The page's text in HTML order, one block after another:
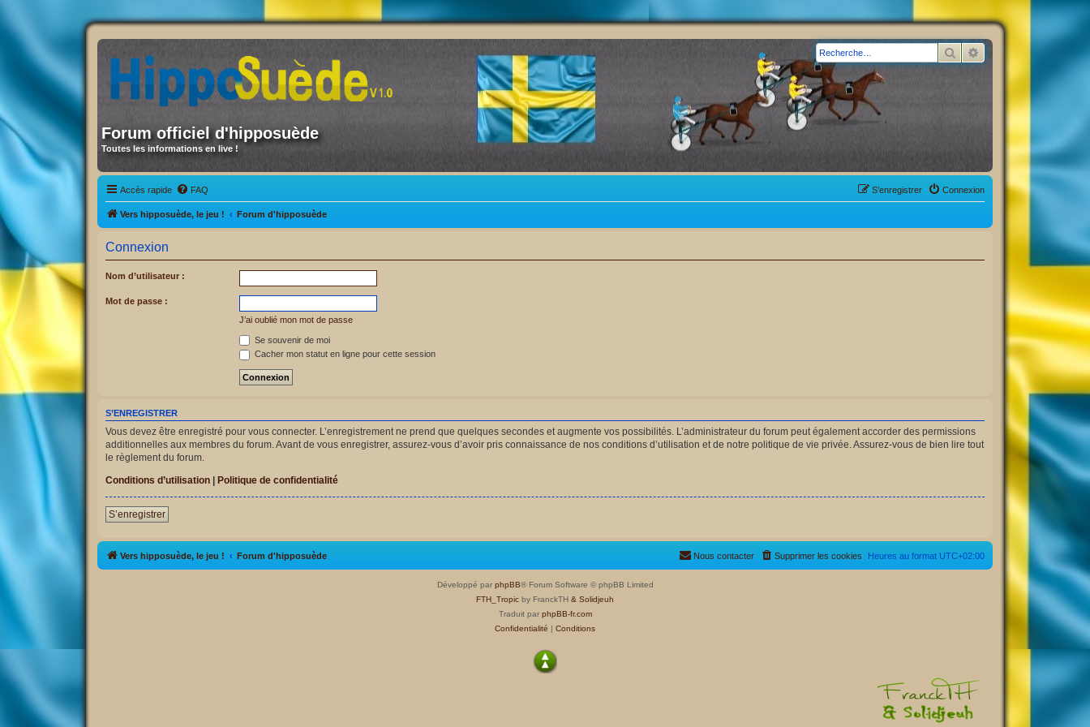
Forum officiel d'hipposuède
Toutes les informations en live !
Rechercher
Accès rapide FAQ Connexion
S’enregistrer
Vers hipposuède, le jeu ! Forum d'hipposuède
Connexion
Nom d’utilisateur :
Mot de passe :
J’ai oublié mon mot de passe
Se souvenir de moi
Cacher mon statut en ligne pour cette session
S’ENREGISTRER
Vous devez être enregistré pour vous connecter. L’enregistrement ne prend que quelques secondes et augmente vos possibilités. L’administrateur du forum peut également accorder des permissions
additionnelles aux membres du forum. Avant de vous enregistrer, assurez-vous d’avoir pris connaissance de nos conditions d’utilisation et de notre politique de vie privée. Assurez-vous de bien lire tout
le règlement du forum.
Conditions d’utilisation
Politique de confidentialité
S’enregistrer
Vers hipposuède, le jeu ! Forum d'hipposuède Heures au format UTC+02:00
Supprimer les cookies
Nous contacter
Développé par phpBB® Forum Software © phpBB Limited
FTH_Tropic by FranckTH & Solidjeuh
Traduit par phpBB-fr.com
Confidentialité | Conditions